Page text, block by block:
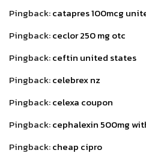
Pingback:catapres 100mcg
Pingback:ceclor 250 mg otc
Pingback:ceftin united states
Pingback:celebrex nz
Pingback:celexa coupon
Pingback:cephalexin 500mg
Pingback:cheap cipro